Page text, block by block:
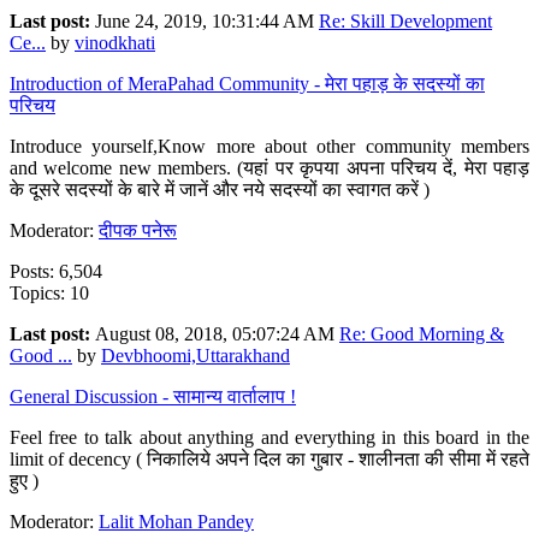
Last post: June 24, 2019, 10:31:44 AM Re: Skill Development
Ce... by vinodkhati
Introduction of MeraPahad Community - मेरा पहाड़ के सदस्यों का
परिचय
Introduce yourself,Know more about other community members
and welcome new members. (यहां पर कृपया अपना परिचय दें, मेरा पहाड़
के दूसरे सदस्यों के बारे में जानें और नये सदस्यों का स्वागत करें )
Moderator:दीपक पनेरू
Posts: 6,504
Topics: 10
Last post: August 08, 2018, 05:07:24 AM Re: Good Morning &
Good ... by Devbhoomi,Uttarakhand
General Discussion - सामान्य वार्तालाप !
Feel free to talk about anything and everything in this board in the
limit of decency ( निकालिये अपने दिल का गुबार - शालीनता की सीमा में रहते
हुए )
Moderator: Lalit Mohan Pandey